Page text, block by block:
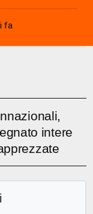
fa
intere